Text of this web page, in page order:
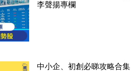
李聲揚專欄
中小企、初創必睇攻略合集